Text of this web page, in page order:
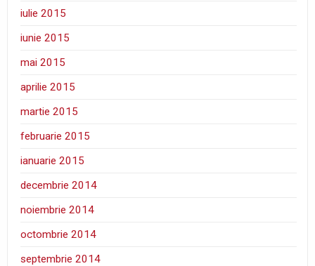
iulie 2015
iunie 2015
mai 2015
aprilie 2015
martie 2015
februarie 2015
ianuarie 2015
decembrie 2014
noiembrie 2014
octombrie 2014
septembrie 2014